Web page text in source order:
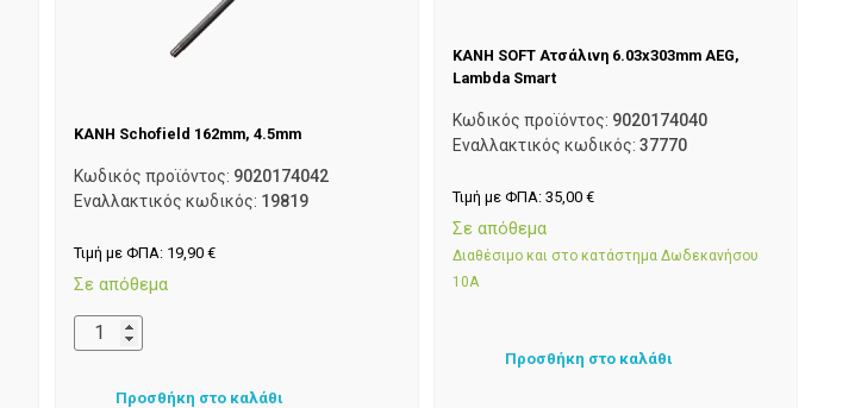
KANH Schofield 162mm, 4.5mm
Κωδικός προϊόντος: 9020174042
Εναλλακτικός κωδικός: 19819
Τιμή με ΦΠΑ: 19,90 €
Σε απόθεμα
Προσθήκη στο καλάθι
ΚΑΝΗ SOFT Ατσάλινη 6.03x303mm AEG,
Lambda Smart
Κωδικός προϊόντος: 9020174040
Εναλλακτικός κωδικός:37770
Τιμή με ΦΠΑ:35,00€
Σε απόθεμα
Διαθέσιμο και στο κατάστημα Δωδεκανήσου
10Α
Προσθήκη στο καλάθι